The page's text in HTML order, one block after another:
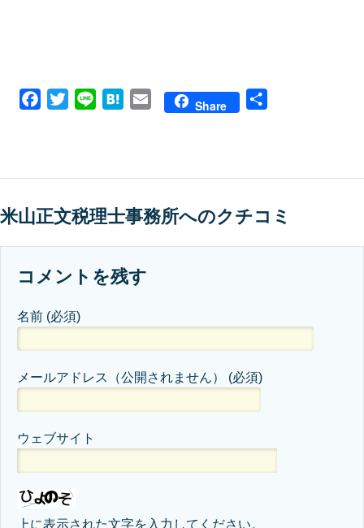
Facebook
Twitter Line HatenaEmail Share
米山正文税理士事務所へのクチコミ
コメントを残す
名前 (必須)
メールアドレス（公開されません） (必須)
ウェブサイト
上に表示された文字を入力してください。